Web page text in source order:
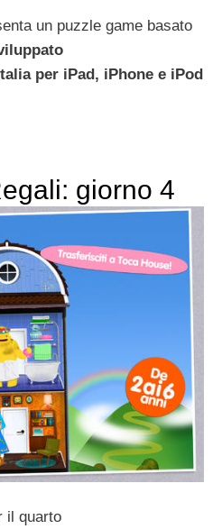
un puzzle game basato
per iPad, iPhone e iPod
giorno 4
il quarto